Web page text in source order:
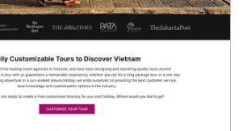
CHI TIẾT